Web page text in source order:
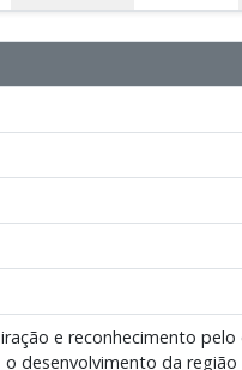
e reconhecimento
desenvolvimento da